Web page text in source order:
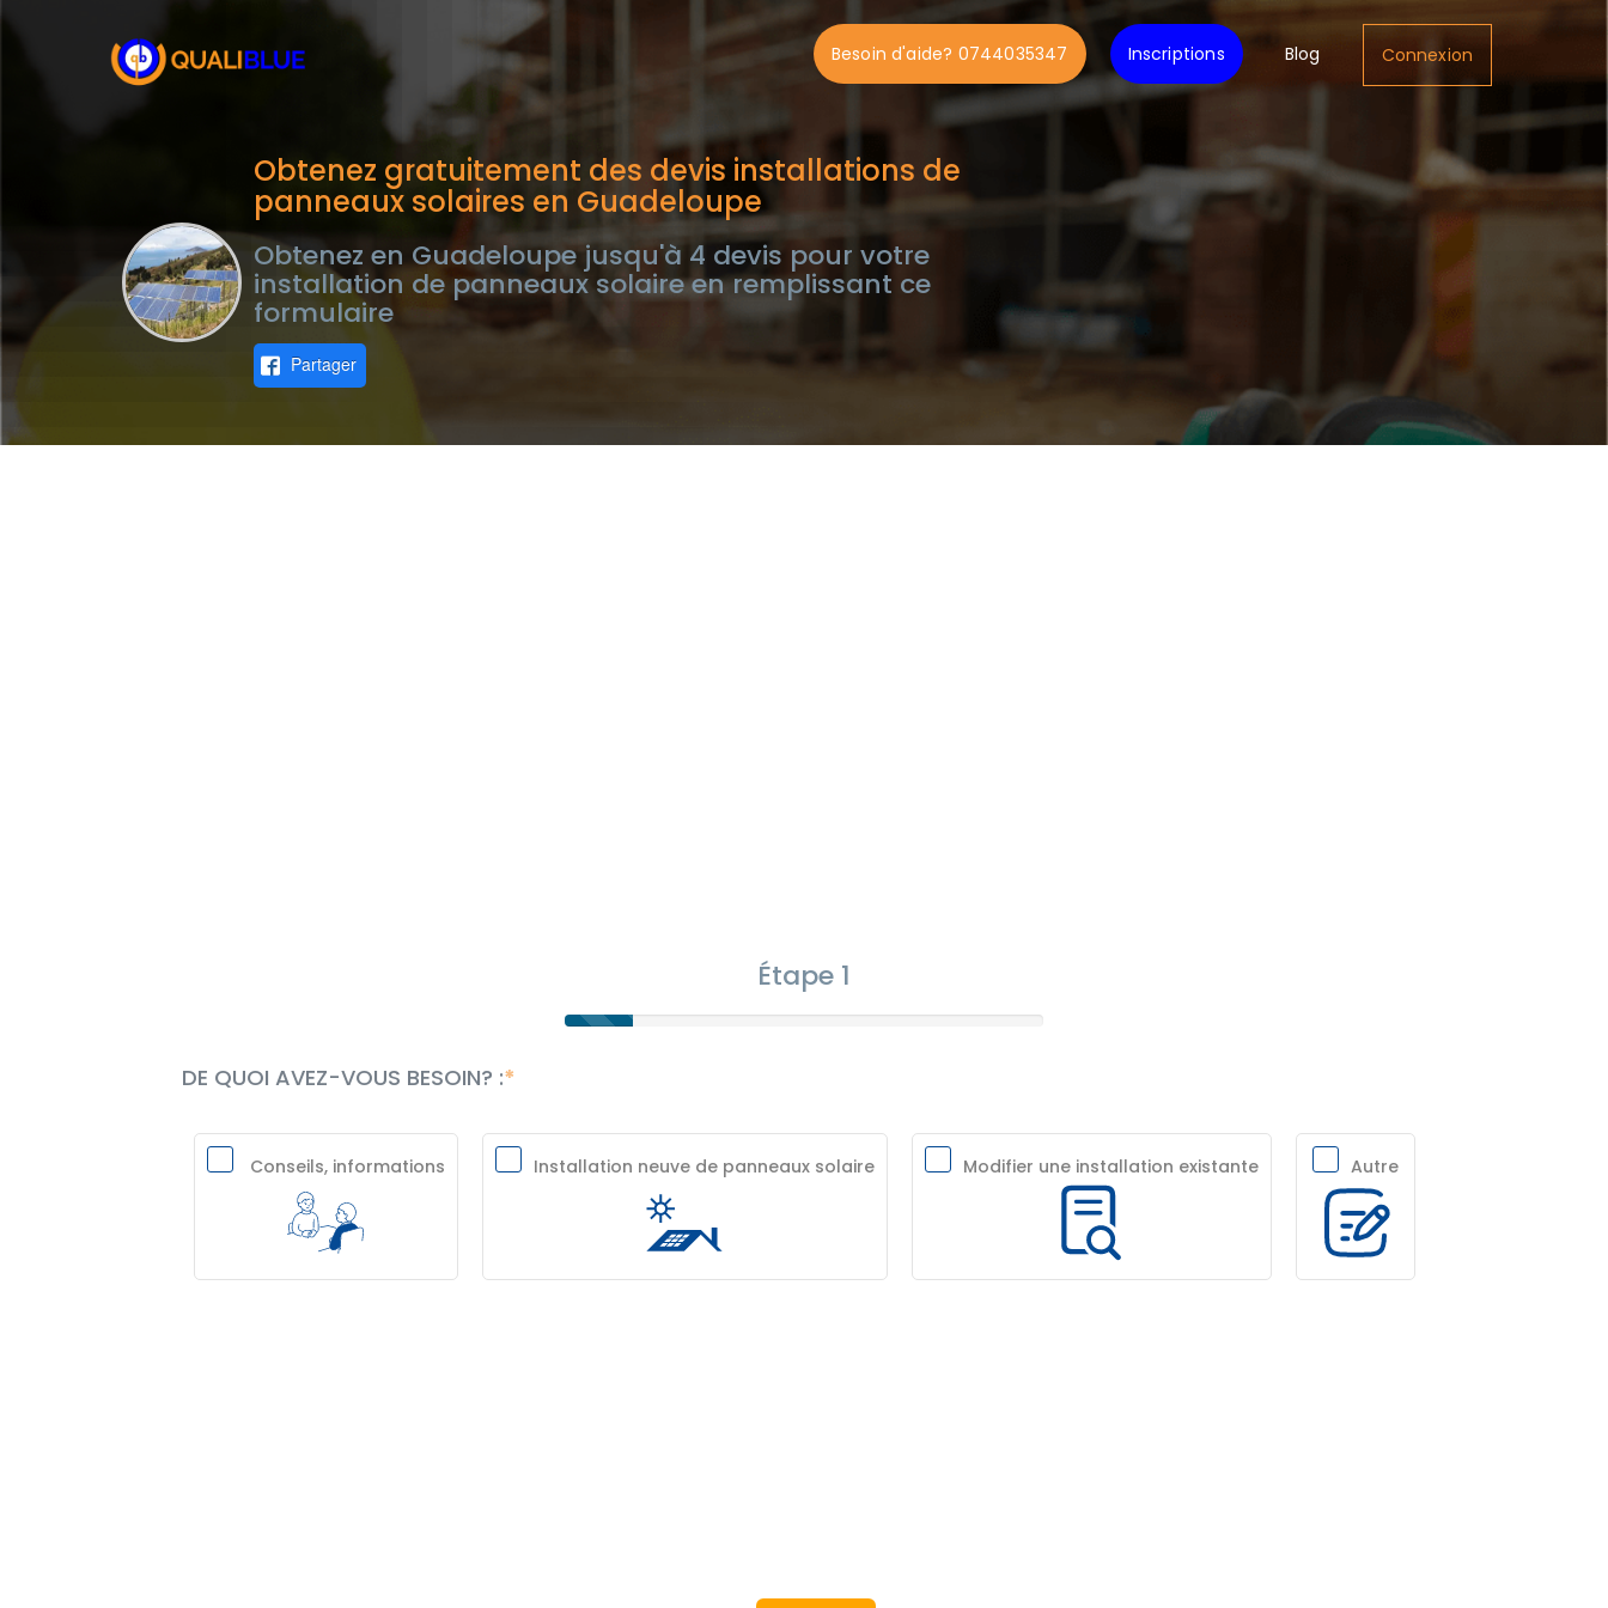
Besoin d'aide? 0744035347 Inscriptions Blog Connexion
Obtenez gratuitement des devis installations de
panneaux solaires en Guadeloupe
Obtenez en Guadeloupe jusqu'à 4 devis pour votre
installation de panneaux solaire en remplissant ce
formulaire
Partager
Étape 1
DE QUOI AVEZ-VOUS BESOIN? :
Conseils, informations Installation neuve de panneaux solaire Modifier une installation existante Autre